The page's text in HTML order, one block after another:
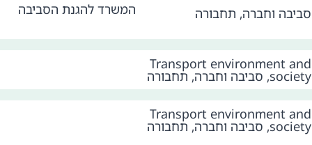
סביבה וחברה, תחבורה המשרד להגנת הסביבה
Transport environment and
society
, סביבה וחברה, תחבורה
Transport environment and
society
, סביבה וחברה, תחבורה